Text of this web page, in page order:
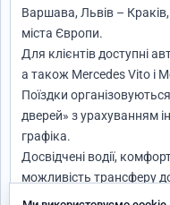
Варшава, Львів –
міста Європи.
Для клієнтів доступні
а також Mercedes Vito і
Поїздки
дверей» з урахуванням
графіка.
Досвідчені водії,
можливість трансферу
Надійні міжнародні та